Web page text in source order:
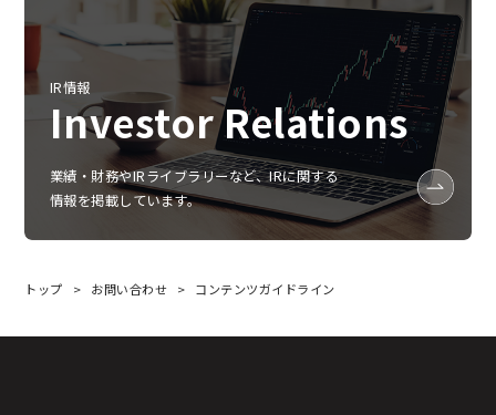
IR情報
Investor Relations
業績‧財務やIRライブラリーなど、IRに関する
情報を掲載しています。
トップ お問い合わせ コンテンツガイドライン